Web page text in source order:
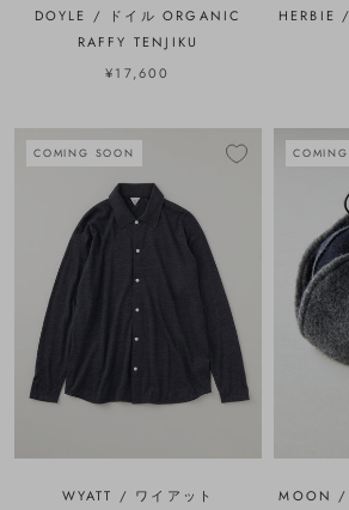
DOYLE / ドイル ORGANIC
RAFFY TENJIKU
¥17,600
HERBIE
COMING SOON
WYATT / ワイアット
MOON /